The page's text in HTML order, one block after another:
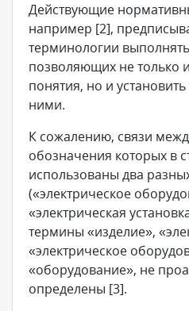
Действующие
например [2],
терминологии
позволяющих не только
понятия, но и
ними.
К сожалению, связи
обозначения которых в
использованы два
(«электрическое
«электрическая
термины «изделие»,
«электрическое
«оборудование», не
определены [3].